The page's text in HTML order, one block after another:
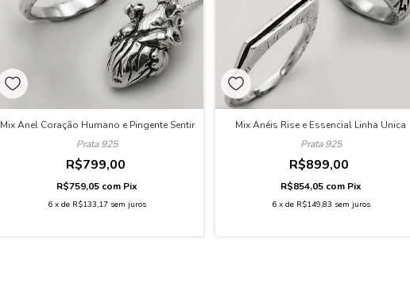
Mix Anel Coração Humano e Pingente Sentir
Prata 925
R$799,00
R$759,05 com Pix
6 xde R$133,17 sem juros
Mix Anéis Rise e Essencial Linha Única
Prata 925
R$899,00
R$854,05 com Pix
6 x de R$149,83 sem juros